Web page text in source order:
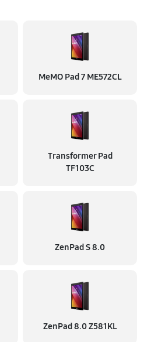
MeMO Pad 7 ME572CL
Transformer Pad
TF103C
ZenPad S 8.0
ZenPad 8.0 Z581KL